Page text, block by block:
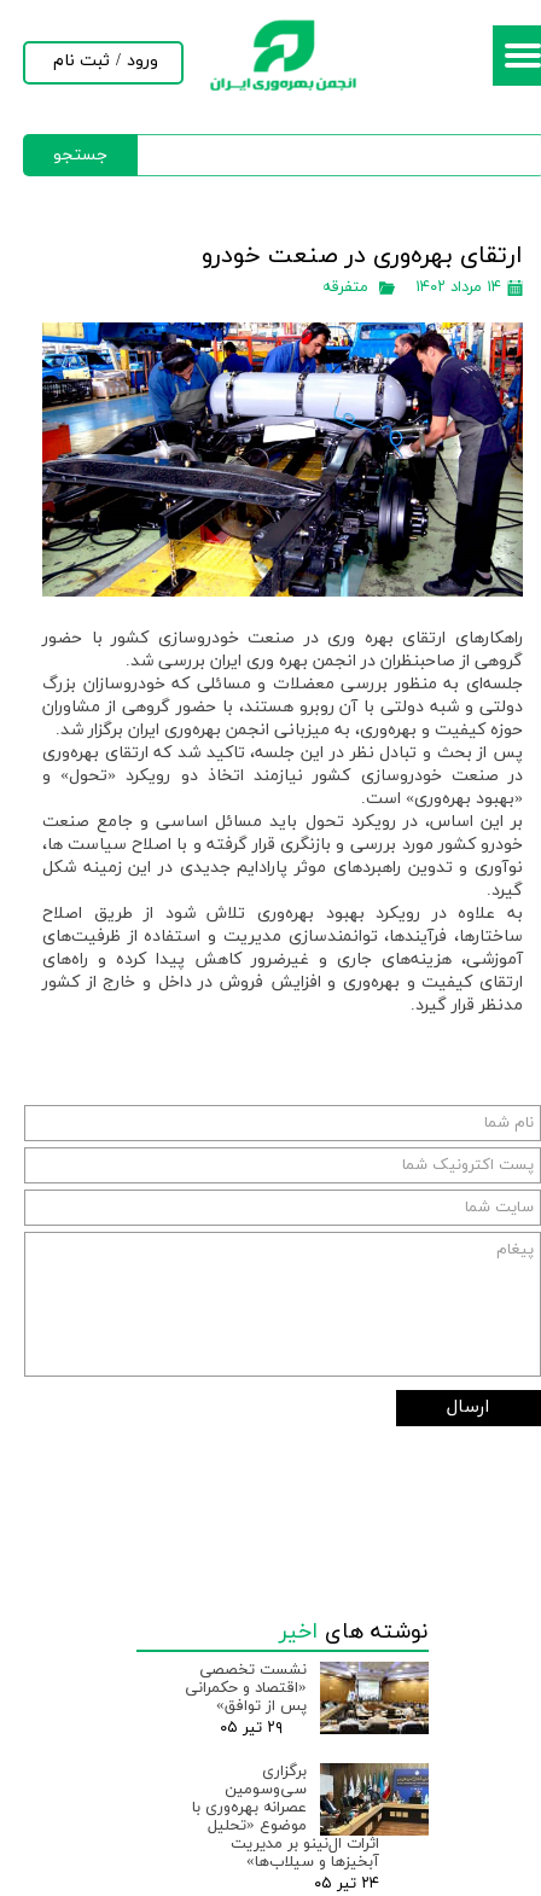
جستجو
ورود / ثبت نام
حساب کاربری من
ارتقای بهره‌وری در صنعت خودرو
۱۴ مرداد ۱۴۰۲ متفرقه
راهکارهای ارتقای بهره وری در صنعت خودروسازی کشور با حضور
گروهی از صاحبنظران در انجمن بهره وری ایران بررسی شد.
جلسه‌ای به منظور بررسی معضلات و مسائلی که خودروسازان بزرگ
دولتی و شبه دولتی با آن روبرو هستند، با حضور گروهی از مشاوران
حوزه کیفیت و بهره‌وری، به میزبانی انجمن بهره‌وری ایران برگزار شد.
پس از بحث و تبادل نظر در این جلسه، تاکید شد که ارتقای بهره‌وری
در صنعت خودروسازی کشور نیازمند اتخاذ دو رویکرد «تحول» و
«بهبود بهره‌وری» است.
بر این اساس، در رویکرد تحول باید مسائل اساسی و جامع صنعت
خودرو کشور مورد بررسی و بازنگری قرار گرفته و با اصلاح سیاست ها،
نوآوری و تدوین راهبردهای موثر پارادایم جدیدی در این زمینه شکل
گیرد.
به علاوه در رویکرد بهبود بهره‌وری تلاش شود از طریق اصلاح
ساختارها، فرآیندها، توانمندسازی مدیریت و استفاده از ظرفیت‌های
آموزشی، هزینه‌های جاری و غیرضرور کاهش پیدا کرده و راه‌های
ارتقای کیفیت و بهره‌وری و افزایش فروش در داخل و خارج از کشور
مدنظر قرار گیرد.
ارسال
نوشته های اخیر
نشست تخصصی
«اقتصاد و حکمرانی
پس از توافق»
۲۹ تیر ۰۵
برگزاری
سی‌وسومین
عصرانه بهره‌وری با
موضوع «تحلیل
اثرات ال‌نینو بر مدیریت
آبخیزها و سیلاب‌ها»
۲۴ تیر ۰۵